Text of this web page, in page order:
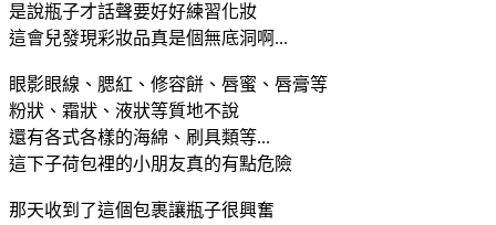
是說瓶子才話聲要好好練習化妝
這會兒發現彩妝品真是個無底洞啊...
眼影眼線、腮紅、修容餅、唇蜜、唇膏等
粉狀、霜狀、液狀等質地不說
還有各式各樣的海綿、刷具類等...
這下子荷包裡的小朋友真的有點危險
那天收到了這個包裹讓瓶子很興奮